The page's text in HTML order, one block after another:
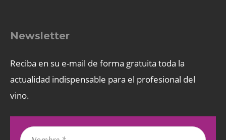
Newsletter
Reciba en su e-mail de forma gratuita toda la
actualidad indispensable para el profesional del
vino.